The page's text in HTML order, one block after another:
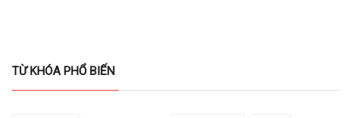
TỪ KHÓA PHỔ BIẾN